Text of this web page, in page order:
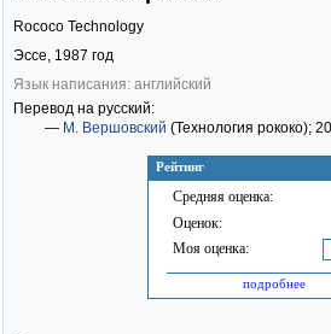
Рейтинг
Средняя оценка:
Оценок:
Моя оценка:
подробнее
Rococo Technology
Эссе, 1987 год
Язык написания: английский
Перевод на русский:
— М. Вершовский (Технология рококо);